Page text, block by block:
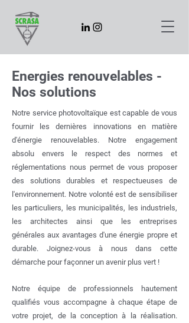
Energies renouvelables -
Nos solutions
Notre service photovoltaïque est capable de vous
fournir les dernières innovations en matière
d'énergie renouvelables. Notre engagement
absolu envers le respect des normes et
réglementations nous permet de vous proposer
des solutions durables et respectueuses de
l'environnement. Notre volonté est de sensibiliser
les particuliers, les municipalités, les industriels,
les architectes ainsi que les entreprises
générales aux avantages d'une énergie propre et
durable. Joignez-vous à nous dans cette
démarche pour façonner un avenir plus vert !
Notre équipe de professionnels hautement
qualifiés vous accompagne à chaque étape de
votre projet, de la conception à la réalisation.